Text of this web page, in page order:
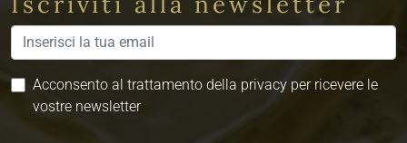
Acconsento al trattamento della privacy per ricevere le
vostre newsletter